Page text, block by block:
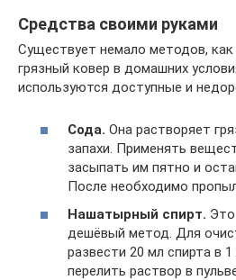
Средства своими руками
Существует немало методов, как
грязный ковер в домашних
используются доступные и
Сода. Она растворяет
запахи. Применять
засыпать им пятно и
После необходимо
Нашатырный спирт.
дешёвый метод. Для
развести 20 мл спирта в
перелить раствор в